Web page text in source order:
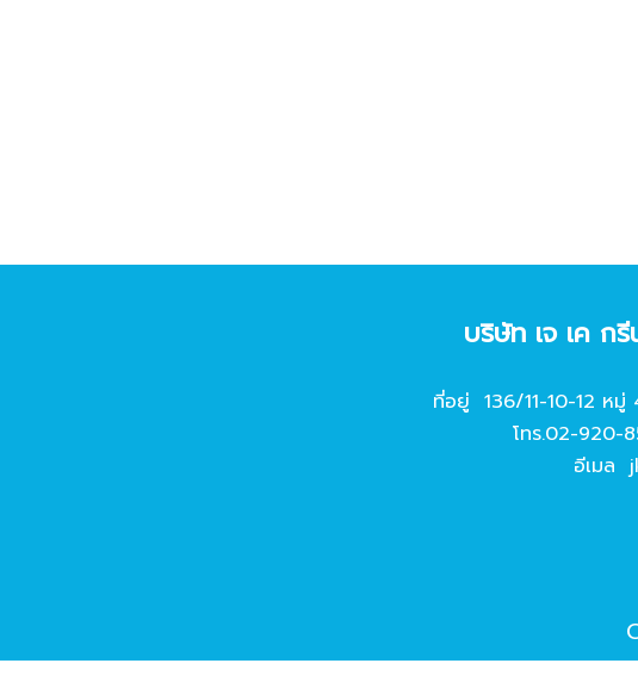
บริษัท เจ เค ก
ที่อยู่ 136/11-10-12 หมู่
โทร.02-920-
อีเมล